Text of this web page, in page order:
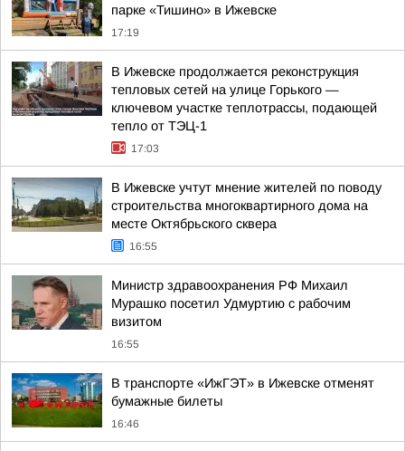
парке «Тишино» в Ижевске
17:19
В Ижевске продолжается реконструкция
тепловых сетей на улице Горького —
ключевом участке теплотрассы, подающей
тепло от ТЭЦ-1
17:03
В Ижевске учтут мнение жителей по поводу
строительства многоквартирного дома на
месте Октябрьского сквера
16:55
Министр здравоохранения РФ Михаил
Мурашко посетил Удмуртию с рабочим
визитом
16:55
В транспорте «ИжГЭТ» в Ижевске отменят
бумажные билеты
16:46